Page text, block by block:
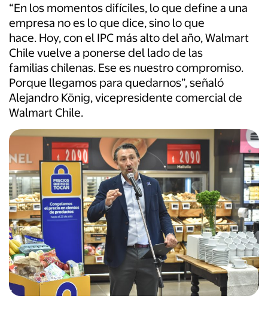
“En los momentos difíciles, lo que define a una
empresa no es lo que dice, sino lo que
hace. Hoy, con el IPC más alto del año, Walmart
Chile vuelve a ponerse del lado de las
familias chilenas. Ese es nuestro compromiso.
Porque llegamos para quedarnos”, señaló
Alejandro König, vicepresidente comercial de
Walmart Chile.